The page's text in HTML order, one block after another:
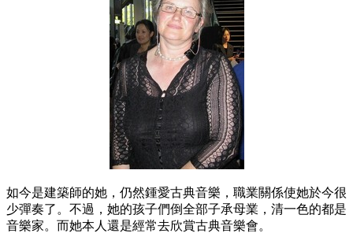
如今是建築師的她，仍然鍾愛古典音樂，職業關係使她於今很
少彈奏了。不過，她的孩子們倒全部子承母業，清一色的都是
音樂家。而她本人還是經常去欣賞古典音樂會。